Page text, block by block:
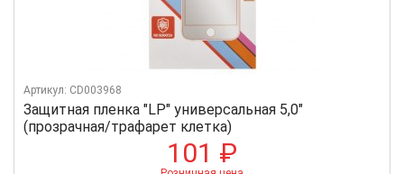
Защитная пленка "LP" универсальная 5,0"
(прозрачная/трафарет клетка)
Артикул: CD003968
101 ₽